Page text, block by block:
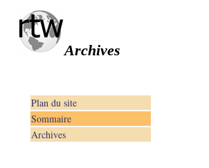
Archives
Plan du site
Sommaire
Archives